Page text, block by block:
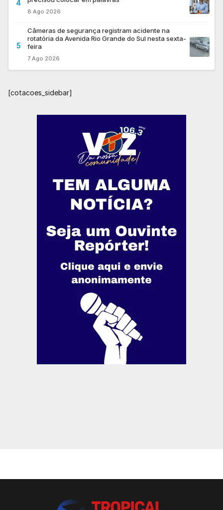
4
8 Ago 2026
5
Câmeras de segurança registram acidente na
rotatória da Avenida Rio Grande do Sul nesta sexta-
feira
7 Ago 2026
[cotacoes_sidebar]